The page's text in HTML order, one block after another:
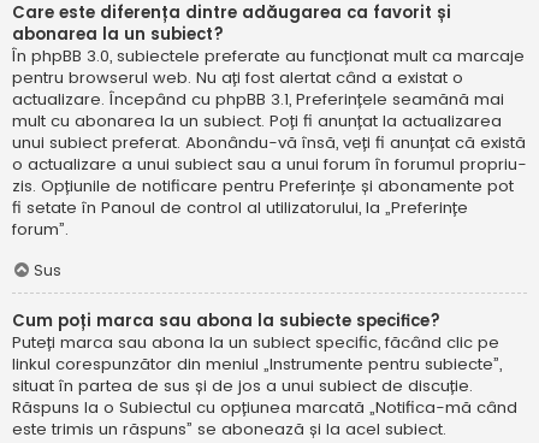
Care este diferența dintre adăugarea ca favorit și
abonarea la un subiect?
În phpBB 3.0, subiectele preferate au funcționat mult ca marcaje
pentru browserul web. Nu ați fost alertat când a existat o
actualizare. Începând cu phpBB 3.1, Preferințele seamănă mai
mult cu abonarea la un subiect. Poți fi anunțat la actualizarea
unui subiect preferat. Abonându-vă însă, veți fi anunțat că există
o actualizare a unui subiect sau a unui forum în forumul propriu-
zis. Opțiunile de notificare pentru Preferințe și abonamente pot
fi setate în Panoul de control al utilizatorului, la „Preferințe
forum”.
Sus
Cum poți marca sau abona la subiecte specifice?
Puteți marca sau abona la un subiect specific, făcând clic pe
linkul corespunzător din meniul „Instrumente pentru subiecte”,
situat în partea de sus și de jos a unui subiect de discuție.
Răspuns la o Subiectul cu opțiunea marcată „Notifica-mă când
este trimis un răspuns” se abonează și la acel subiect.